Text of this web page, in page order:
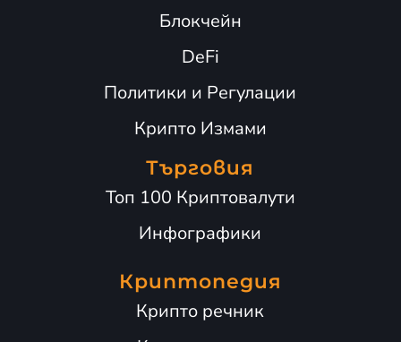
Блокчейн
DeFi
Политики и Регулации
Крипто Измами
Търговия
Топ 100 Криптовалути
Инфографики
Криптопедия
Крипто речник